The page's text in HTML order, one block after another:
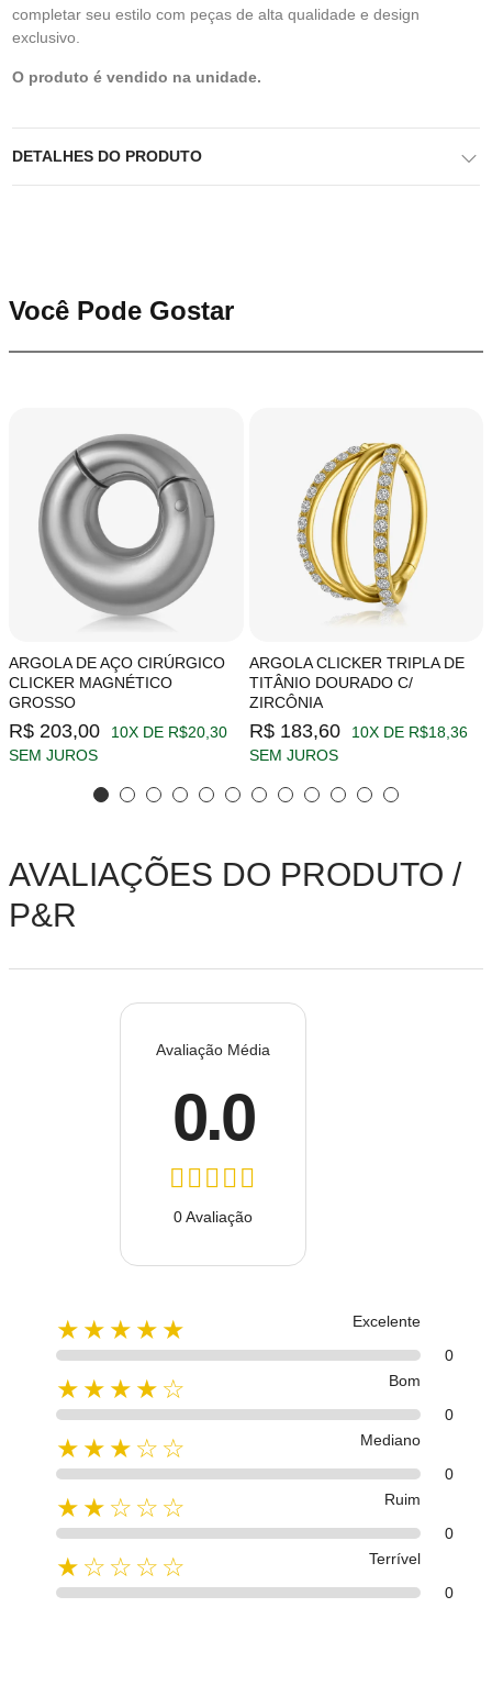
completar seu estilo com peças de alta qualidade e design
exclusivo.
O produto é vendido na unidade.
DETALHES DO PRODUTO
Você Pode Gostar
ARGOLA DE AÇO CIRÚRGICO
CLICKER MAGNÉTICO
GROSSO
R$ 203,00
10X DE R$20,30
SEM JUROS
ARGOLA CLICKER TRIPLA DE
TITÂNIO DOURADO C/
ZIRCÔNIA
R$ 183,60
10X DE R$18,36
SEM JUROS
AVALIAÇÕES DO PRODUTO /
P&R
Avaliação Média
0.0
0 Avaliação
★★★★★
Excelente
0
★★★★☆
Bom
0
★★★☆☆
Mediano
0
★★☆☆☆
Ruim
0
★☆☆☆☆
Terrível
0